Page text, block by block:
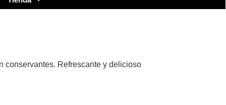
conservantes. Refrescante y delicioso